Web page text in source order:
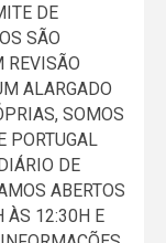
DE
SÃO
REVISÃO
ALARGADO
SOMOS
PORTUGAL
DE
ABERTOS
ÀS 12:30H E